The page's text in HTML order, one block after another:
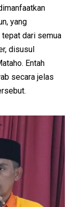
yang
dari semua
disusul
Entah
secara jelas